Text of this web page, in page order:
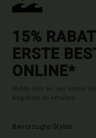
15%
ERSTE
ONLINE*
Melde dich an, um immer
Angebote zu erhalten.
Bevorzugte Styles